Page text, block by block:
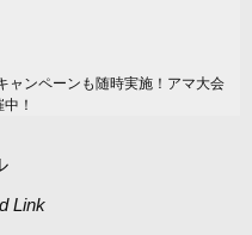
ャンペーンも随時実施！アマ大会
！
Link